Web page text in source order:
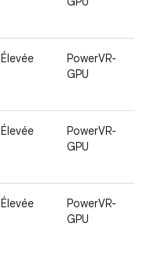
Élevée
PowerVR-
GPU
Élevée
PowerVR-
GPU
Élevée
PowerVR-
GPU